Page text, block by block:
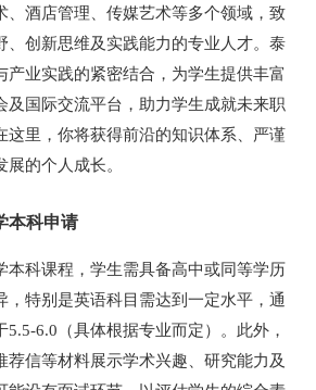
、酒店管理、传媒艺术等多个领域，致
、创新思维及实践能力的专业人才。泰
产业实践的紧密结合，为学生提供丰富
及国际交流平台，助力学生成就未来职
这里，你将获得前沿的知识体系、严谨
的个人成长。
本科申请
本科课程，学生需具备高中或同等学历
，特别是英语科目需达到一定水平，通
6.0（具体根据专业而定）。此外，
荐信等材料展示学术兴趣、研究能力及